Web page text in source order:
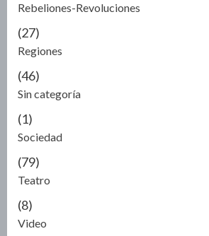
Rebeliones-Revoluciones
(27)
Regiones
(46)
Sin categoría
(1)
Sociedad
(79)
Teatro
(8)
Video